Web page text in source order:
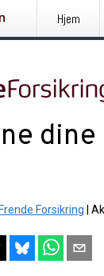
Hjem
Frende Forsikring